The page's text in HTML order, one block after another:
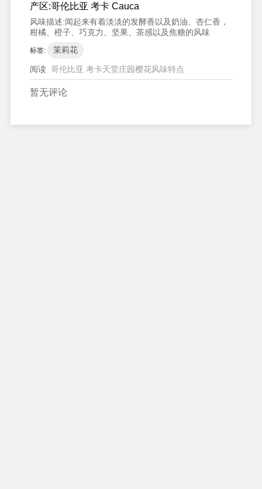
产区:哥伦比亚 考卡 Cauca
风味描述:闻起来有着淡淡的发酵香以及奶油、杏仁香，
柑橘、橙子、巧克力、坚果、茶感以及焦糖的风味
标签: 茉莉花
阅读 哥伦比亚 考卡天堂庄园樱花风味特点
暂无评论